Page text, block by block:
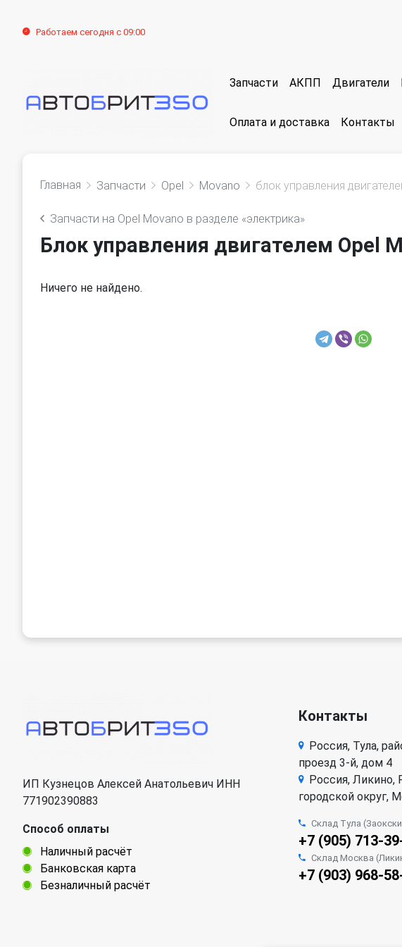
Работаем сегодня с 09:00
Запчасти АКПП Двигатели
Оплата и доставка Контакты
Главная Запчасти Opel Movano блок управления
Запчасти на Opel Movano в разделе «электрика»
Блок управления двигателем Opel
Ничего не найдено.
ИП Кузнецов Алексей Анатольевич ИНН
771902390883
Способ оплаты
Наличный расчёт
Банковская карта
Безналичный расчёт
Контакты
Россия, Тула,
проезд 3-й, дом 4
Россия, Ликино,
городской округ,
Склад Тула
+7 (905) 713-
Склад Москва
+7 (903) 968-